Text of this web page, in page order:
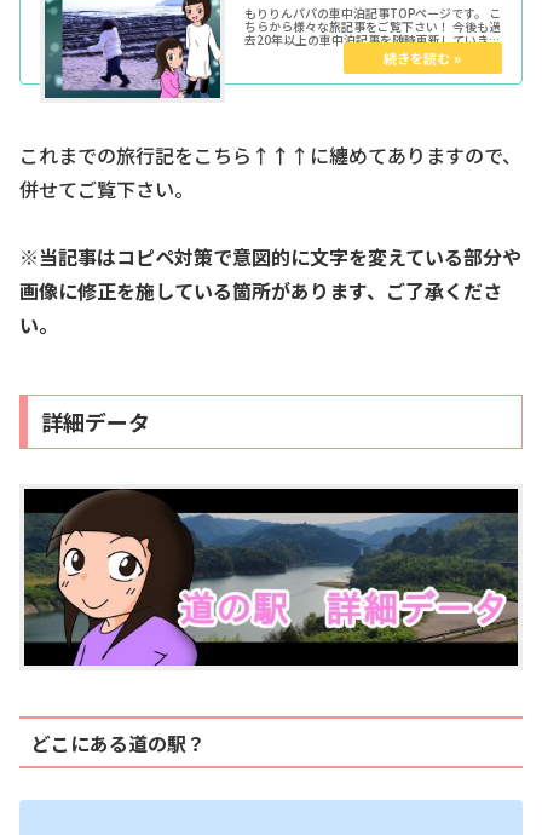
もりりんパパの車中泊記事TOPページです。 こ
ちらから様々な旅記事をご覧下さい！ 今後も過
去20年以上の車中泊記事を随時更新していきま
す。 ★各種トップページはこちらからどうぞ育
児マンガTOP車中泊TOPきょうだい児TOPウー
マンエキサイト...
これまでの旅行記をこちら↑↑↑に纏めてありますので、
併せてご覧下さい。
※当記事はコピペ対策で意図的に文字を変えている部分や
画像に修正を施している箇所があります、ご了承くださ
い。
詳細データ
どこにある道の駅？